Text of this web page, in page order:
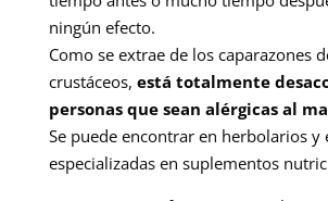
ningún efecto.
Como se extrae de los caparazones
crustáceos, está totalmente
personas que sean alérgicas al
Se puede encontrar en herbolarios y
especializadas en suplementos